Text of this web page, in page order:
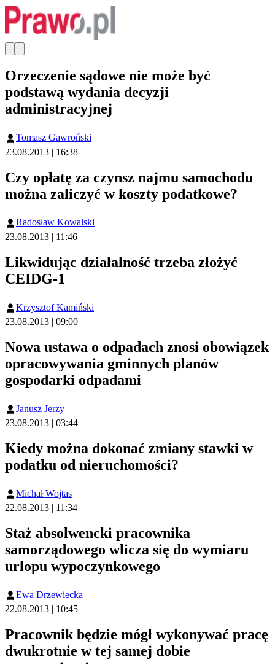
Orzeczenie sądowe nie może być
podstawą wydania decyzji
administracyjnej
Tomasz Gawroński
23.08.2013 | 16:38
Czy opłatę za czynsz najmu samochodu
można zaliczyć w koszty podatkowe?
Radosław Kowalski
23.08.2013 | 11:46
Likwidując działalność trzeba złożyć
CEIDG-1
Krzysztof Kamiński
23.08.2013 | 09:00
Nowa ustawa o odpadach znosi obowiązek
opracowywania gminnych planów
gospodarki odpadami
Janusz Jerzy
23.08.2013 | 03:44
Kiedy można dokonać zmiany stawki w
podatku od nieruchomości?
Michał Wojtas
22.08.2013 | 11:34
Staż absolwencki pracownika
samorządowego wlicza się do wymiaru
urlopu wypoczynkowego
Ewa Drzewiecka
22.08.2013 | 10:45
Pracownik będzie mógł wykonywać pracę
dwukrotnie w tej samej dobie